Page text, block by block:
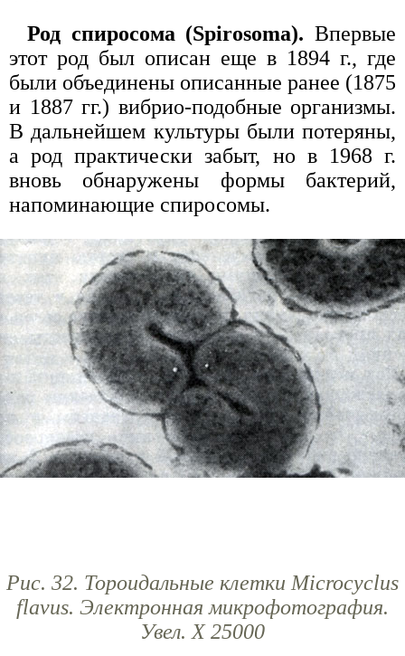
Род спиросома (Spirosoma). Впервые
этот род был описан еще в 1894 г., где
были объединены описанные ранее (1875
и 1887 гг.) вибрио-подобные организмы.
В дальнейшем культуры были потеряны,
а род практически забыт, но в 1968 г.
вновь обнаружены формы бактерий,
напоминающие спиросомы.
Рис. 32. Тороидальные клетки Microcyclus
flavus. Электронная микрофотография.
Увел. X 25000